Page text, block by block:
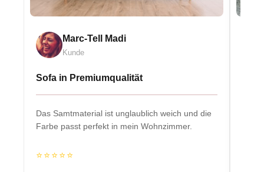
Marc-Tell Madi
Kunde
Sofa in Premiumqualität
Das Samtmaterial ist unglaublich weich und die
Farbe passt perfekt in mein Wohnzimmer.
⭐⭐⭐⭐⭐